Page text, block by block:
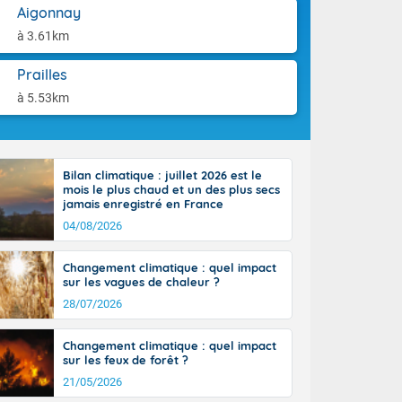
Aigonnay
à 3.61km
Prailles
à 5.53km
jusque
sur la Corse
le
des
En
en
d'après-
jour, le
au sud,
hausse, en
quasi-
et même
Bilan climatique : juillet 2026 est le
mois le plus chaud et un des plus secs
jamais enregistré en France
04/08/2026
Changement climatique : quel impact
sur les vagues de chaleur ?
28/07/2026
Changement climatique : quel impact
sur les feux de forêt ?
21/05/2026